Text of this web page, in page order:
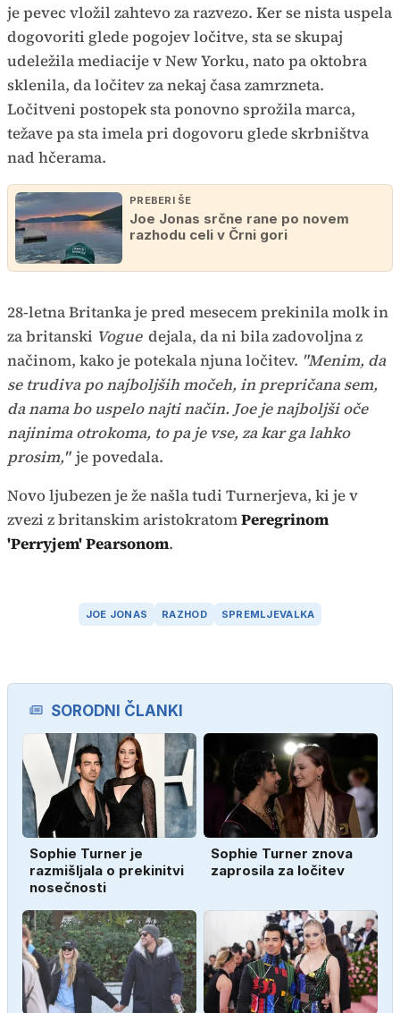
je pevec vložil zahtevo za razvezo. Ker se nista uspela
dogovoriti glede pogojev ločitve, sta se skupaj
udeležila mediacije v New Yorku, nato pa oktobra
sklenila, da ločitev za nekaj časa zamrzneta.
Ločitveni postopek sta ponovno sprožila marca,
težave pa sta imela pri dogovoru glede skrbništva
nad hčerama.
PREBERI ŠE
Joe Jonas srčne rane po novem
razhodu celi v Črni gori
28-letna Britanka je pred mesecem prekinila molk in
za britanski Vogue dejala, da ni bila zadovoljna z
načinom, kako je potekala njuna ločitev. "Menim, da
se trudiva po najboljših močeh, in prepričana sem,
da nama bo uspelo najti način. Joe je najboljši oče
najinima otrokoma, to pa je vse, za kar ga lahko
prosim," je povedala.
Novo ljubezen je že našla tudi Turnerjeva, ki je v
zvezi z britanskim aristokratomPeregrinom
'Perryjem' Pearsonom.
JOE JONAS RAZHOD SPREMLJEVALKA
SORODNI ČLANKI
Sophie Turner je
razmišljala o prekinitvi
nosečnosti
Sophie Turner znova
zaprosila za ločitev